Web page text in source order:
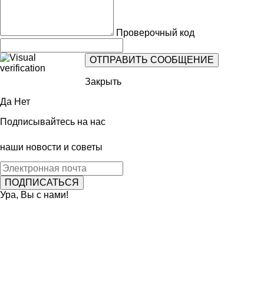
Проверочный код
Закрыть
Да Нет
Подписывайтесь на нас
наши новости и советы
Ура, Вы с нами!